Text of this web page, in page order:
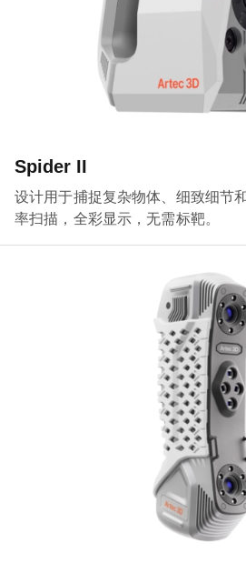
Spider II
设计用于捕捉复杂物体、细致细节
率扫描，全彩显示，无需标靶。